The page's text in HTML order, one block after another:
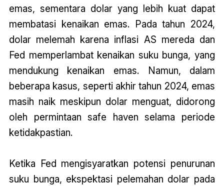
emas, sementara dolar yang lebih kuat dapat
membatasi kenaikan emas. Pada tahun 2024,
dolar melemah karena inflasi AS mereda dan
Fed memperlambat kenaikan suku bunga, yang
mendukung kenaikan emas. Namun, dalam
beberapa kasus, seperti akhir tahun 2024, emas
masih naik meskipun dolar menguat, didorong
oleh permintaan safe haven selama periode
ketidakpastian.
Ketika Fed mengisyaratkan potensi penurunan
suku bunga, ekspektasi pelemahan dolar pada